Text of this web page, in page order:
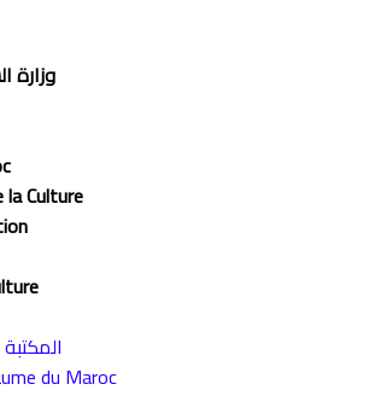
وزارة
Culture
du Maroc